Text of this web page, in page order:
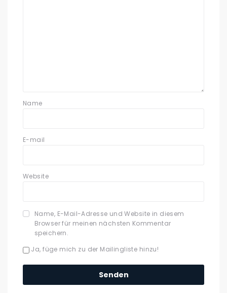
Name
E-mail
Website
Name, E-Mail-Adresse und Website in diesem
Browser für meinen nächsten Kommentar
speichern.
Ja, füge mich zu der Mailingliste hinzu!